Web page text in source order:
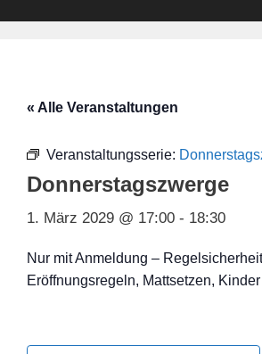
« Alle Veranstaltungen
Veranstaltungsserie:
Donnerstagszwerge
1. März 2029 @ 17:00 - 18:30
Nur mit Anmeldung –
Eröffnungsregeln, Mattsetzen,